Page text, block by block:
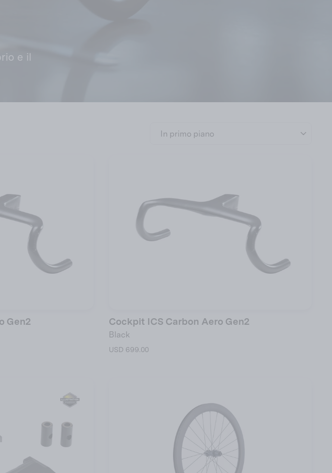
e il
Gen2 Cockpit ICS Carbon Aero Gen2
Black
USD 699.00